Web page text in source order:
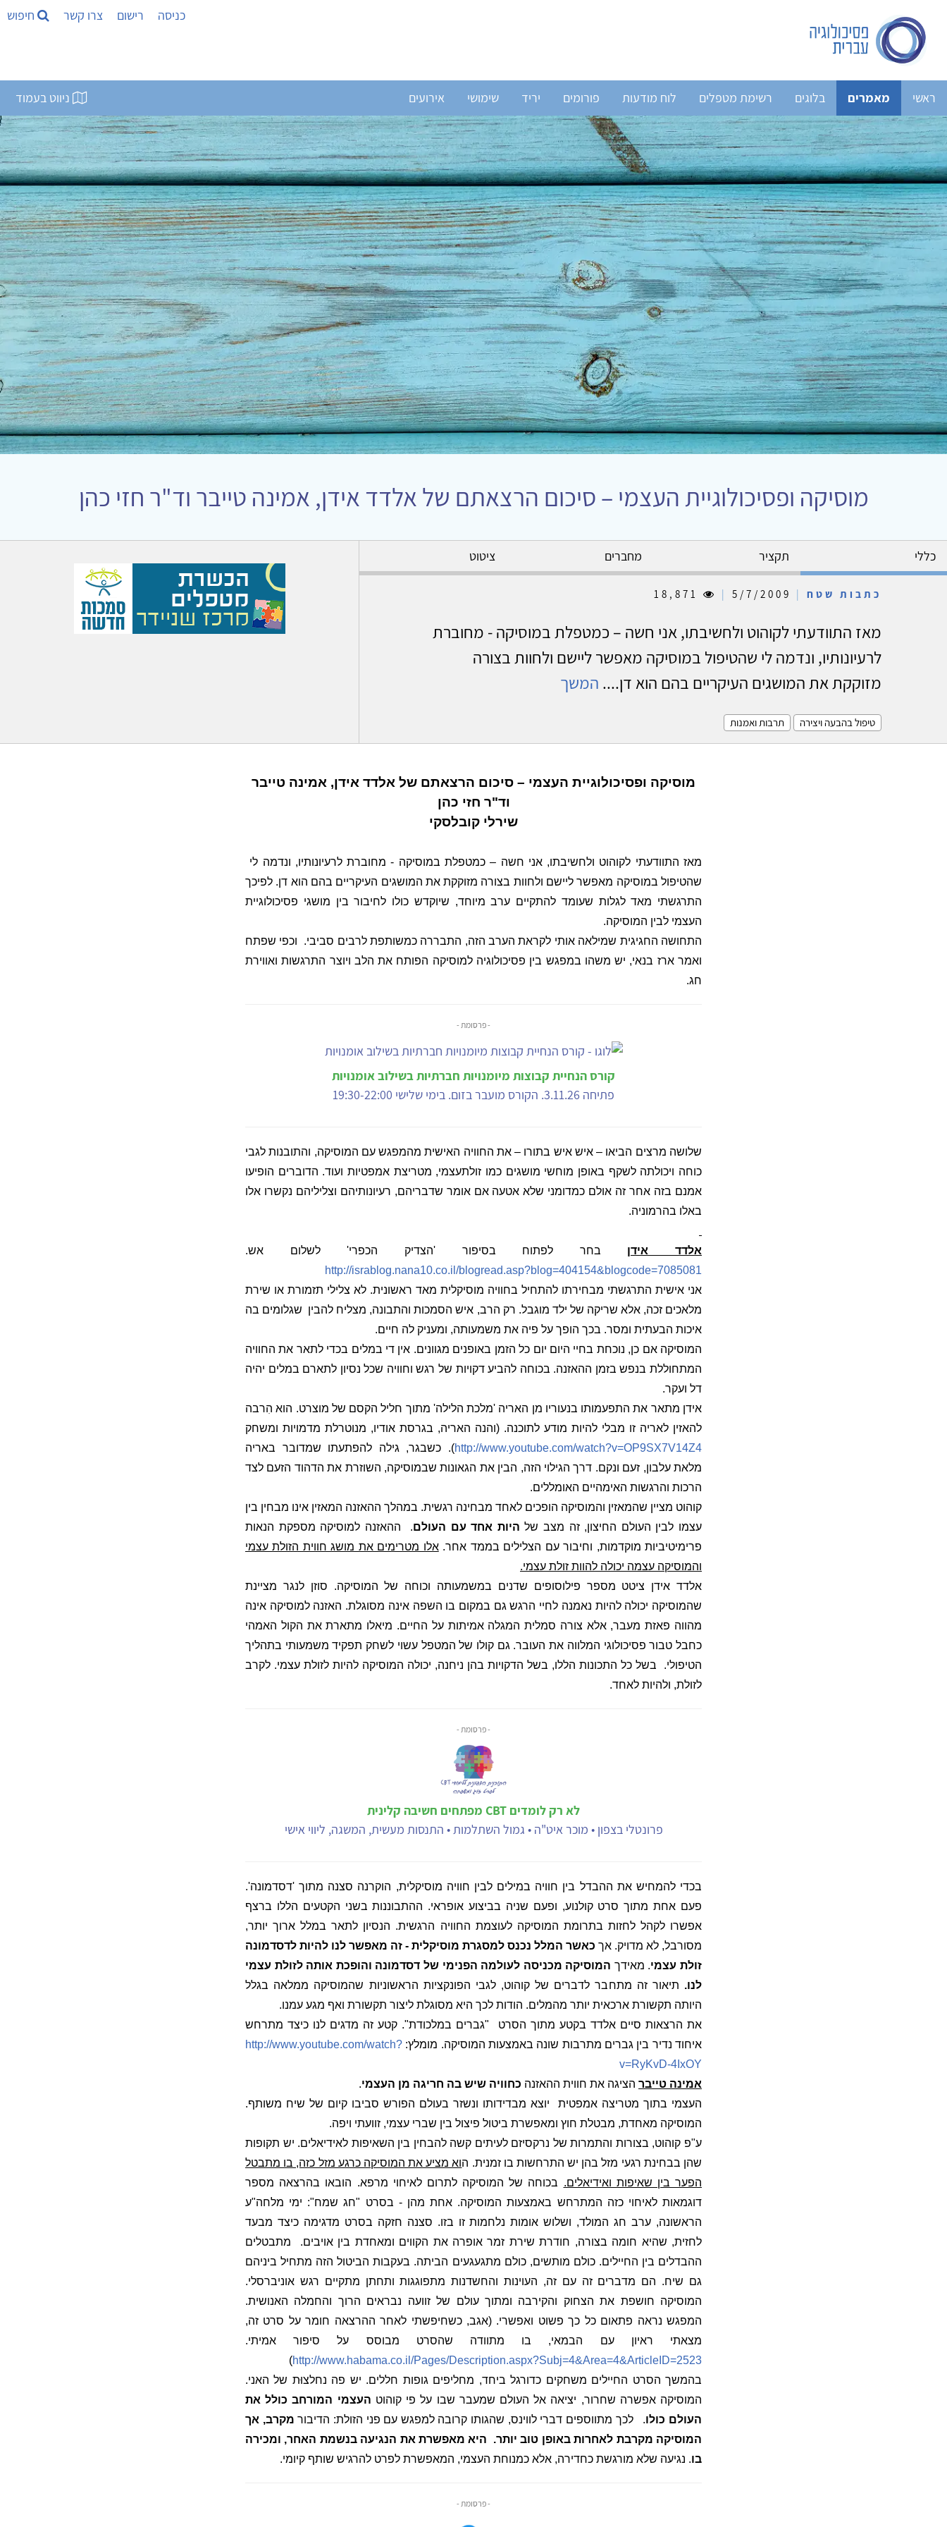
כניסה רישום צרו קשר חיפוש
ראשי מאמרים בלוגים רשימת מטפלים לוח מודעות פורומים יריד שימושי אירועים ניווט בעמוד
מוסיקה ופסיכולוגיית העצמי – סיכום הרצאתם של אלדד אידן, אמינה טייבר וד"ר חזי כהן
כללי תקציר מחברים ציטוט
כתבות שטח |
|
מאז התוודעתי לקוהוט ולחשיבתו, אני חשה – כמטפלת במוסיקה - מחוברת
לרעיונותיו, ונדמה לי שהטיפול במוסיקה מאפשר ליישם ולחוות בצורה
מזוקקת את המושגים העיקריים בהם הוא דן.... המשך
טיפול בהבעה ויצירה תרבות ואמנות
מוסיקה ופסיכולוגיית העצמי – סיכום הרצאתם של אלדד אידן, אמינה טייבר
וד"ר חזי כהן
שירלי קובלסקי
מאז התוודעתי לקוהוט ולחשיבתו, אני חשה – כמטפלת במוסיקה - מחוברת לרעיונותיו, ונדמה לי
שהטיפול במוסיקה מאפשר ליישם ולחוות בצורה מזוקקת את המושגים העיקריים בהם הוא דן. לפיכך
התרגשתי מאד לגלות שעומד להתקיים ערב מיוחד, שיוקדש כולו לחיבור בין מושגי פסיכולוגיית
העצמי לבין המוסיקה.
התחושה החגיגית שמילאה אותי לקראת הערב הזה, התבררה כמשותפת לרבים סביבי.
וכפי שפתח
ואמר ארז בנאי, יש משהו במפגש בין פסיכולוגיה למוסיקה הפותח את הלב ויוצר התרגשות ואווירת
חג.
- פרסומת -
קורס הנחיית קבוצות מיומנויות חברתיות בשילוב אומנויות
פתיחה 3.11.26. הקורס מועבר בזום. בימי שלישי 19:30-22:00
שלושה מרצים הביאו – איש איש בתורו – את החוויה האישית מהמפגש עם המוסיקה, והתובנות לגבי
כוחה ויכולתה לשקף באופן מוחשי מושגים כמו זולתעצמי, מטריצת אמפטיות ועוד. הדוברים הופיעו
אמנם בזה אחר זה אולם כמדומני שלא אטעה אם אומר שדבריהם, רעיונותיהם וצליליהם נקשרו אלו
באלו בהרמוניה.
אלדד אידן בחר לפתוח בסיפור 'הצדיק הכפרי' לשלום אש.
http://israblog.nana10.co.il/blogread.asp?blog=404154&blogcode=7085081
אני אישית התרגשתי מבחירתו להתחיל בחוויה מוסיקלית מאד ראשונית. לא צלילי תזמורת או שירת
מלאכים זכה, אלא שריקה של ילד מוגבל. רק הרב, איש הסמכות והתבונה, מצליח להבין שגלומים בה
איכות הבעתית ומסר. בכך הופך על פיה את משמעותה, ומעניק לה חיים.
המוסיקה אם כן, נוכחת בחיי היום יום כל הזמן באופנים מגוונים. אין די במלים בכדי לתאר את החוויה
המתחוללת בנפש בזמן ההאזנה. בכוחה להביע דקויות של רגש וחוויה שכל נסיון לתארם במלים יהיה
דל ועקר.
אידן מתאר את התפעמותו בנעוריו מן האריה 'מלכת הלילה' מתוך חליל הקסם של מוצרט. הוא הִרבה
להאזין לאריה זו מבלי להיות מודע לתוכנה. (והנה האריה, בגרסת אודיו, מנוטרלת מדמויות ומשחק
http://www.youtube.com/watch?v=OP9SX7V14Z4). כשבגר, גילה להפתעתו שמדובר באריה
מלאת עלבון, זעם ונקם. דרך הגילוי הזה, הבין את הגאונות שבמוסיקה, השוזרת את הדהוד הזעם לצד
הרכות והרגשות האימהיים האומללים.
קוהוט מציין שהמאזין והמוסיקה הופכים לאחד מבחינה רגשית. במהלך ההאזנה המאזין אינו מבחין בין
עצמו לבין העולם החיצון, זה מצב של היות אחד עם העולם.
ההאזנה למוסיקה מספקת הנאות
פרימיטיביות מוקדמות, וחיבור עם הצלילים בממד אחר.אלו מטרימים את מושג חווית הזולת עצמי
והמוסיקה עצמה יכולה להוות זולת עצמי.
אלדד אידן ציטט מספר פילוסופים שדנים במשמעותה וכוחה של המוסיקה. סוזן לנגר מציינת
שהמוסיקה יכולה להיות נאמנה לחיי הרגש גם במקום בו השפה אינה מסוגלת. האזנה למוסיקה אינה
מהווה פאזת מעבר, אלא צורה סמלית המגלה אמיתות על החיים. מיאלו מתארת את הקול האמהי
כחבל טבור פסיכולוגי המלווה את העובר. גם קולו של המטפל עשוי לשחק תפקיד משמעותי בתהליך
הטיפולי.
בשל כל התכונות הללו, בשל הדקויות בהן ניחנה, יכולה המוסיקה להיות לזולת עצמי. לקרב
לזולת, ולהיות לאחד.
- פרסומת -
לא רק לומדים CBT מפתחים חשיבה קלינית
פרונטלי בצפון • מוכר איט"ה • גמול השתלמות • התנסות מעשית, המשגה, ליווי אישי
בכדי להמחיש את ההבדל בין חוויה במילים לבין חוויה מוסיקלית, הוקרנה סצנה מתוך 'דסדמונה'.
פעם אחת מתוך סרט קולנוע, ופעם שניה בביצוע אופראי. ההתבוננות בשני הקטעים הללו ברצף
אפשרו לקהל לחזות בתרומת המוסיקה לעוצמת החוויה הרגשית. הנסיון לתאר במלל ארוך יותר,
מסורבל, לא מדויק. אך כאשר המלל נכנס למסגרת מוסיקלית - זה מאפשר לנו להיות לדסדמונה
זולת עצמי. מאידך המוסיקה מכניסה לעולמה הפנימי של דסדמונה והופכת אותה לזולת עצמי
לנו. תיאור זה מתחבר לדברים של קוהוט, לגבי הפונקציות הראשוניות שהמוסיקה ממלאה בגלל
היותה תקשורת ארכאית יותר מהמלים. הודות לכך היא מסוגלת ליצור תקשורת ואף מגע עמנו.
את הרצאות סיים אלדד בקטע מתוך הסרט
"גברים במלכודת". קטע זה מדגים לנו כיצד מתרחש
איחוד נדיר בין גברים מתרבות שונה באמצעות המוסיקה. מומלץ: http://www.youtube.com/watch?
v=RyKvD-4IxOY
אמינה טייבר הציגה את חווית ההאזנה כחוויה שיש בה חריגה מן העצמי.
העצמי בתוך מטריצה אמפטית
יוצא מבדידותו ונשזר בעולם הפורש סביבו קיום של שיח משותף.
המוסיקה מאחדת, מבטלת חוץ ומאפשרת ביטול פיצול בין שברי עצמי, זוועתי ויפה.
ע"פ קוהוט, בצורות והתמרות של נרקסיזם לעיתים קשה להבחין בין השאיפות לאידיאלים. יש תקופות
שהן בבחינת רגעי מזל בהן יש התרחשות בו זמנית. הוא מציע את המוסיקה כרגע מזל כזה, בו מתבטל
הפער בין שאיפות ואידיאלים. בכוחה של המוסיקה לתרום לאיחוי מרפא. הובאו בהרצאה מספר
דוגמאות לאיחוי כזה המתרחש באמצעות המוסיקה. אחת מהן - בסרט "חג שמח": ימי מלחה"ע
הראשונה, ערב חג המולד, ושלוש אומות נלחמות זו בזו. סצנה חזקה בסרט מדגימה כיצד מבעד
לחזית, שהיא חומה בצורה, חודרת שירת זמר אופרה את הקווים ומאחדת בין אויבים.
מתבטלים
ההבדלים בין החיילים. כולם מותשים, כולם מתגעגעים הביתה. בעקבות הביטול הזה מתחיל ביניהם
גם שיח. הם מדברים זה עם זה, העוינות והחשדנות מתפוגגות ותחתן מתקיים רגש אוניברסלי.
המוסיקה חושפת את הצחוק והקירבה ומתוך עולם של זוועה נבראים הרוך והחמלה האנושית.
המפגש נראה פתאום כל כך פשוט ואפשרי. (אגב, כשחיפשתי לאחר ההרצאה חומר על סרט זה,
מצאתי ראיון עם הבמאי, בו מתוודה שהסרט מבוסס על סיפור אמיתי.
http://www.habama.co.il/Pages/Description.aspx?Subj=4&Area=4&ArticleID=2523
)
בהמשך הסרט החיילים משחקים כדורגל ביחד, מחליפים גופות חללים. יש פה נחלצוּת של האני.
המוסיקה אפשרה שחרור, יציאה אל העולם שמעבר שבו על פי קוהוט העצמי המורחב כולל את
העולם כולו. לכך מתווספים דברי לווינס, שהגותו קרובה למפגש עם פני הזולת: הדיבור מקרב, אך
המוסיקה מקרבת לאחרות באופן טוב יותר.
היא מאפשרת את הנגיעה בנשמת האחר, ומכירה
בו. נגיעה שלא מורגשת כחדירה, אלא כמנוחת העצמי, המאפשרת לפרט להרגיש שותף קיומי.
- פרסומת -